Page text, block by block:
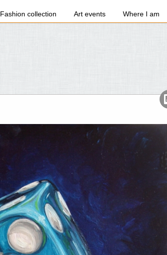
Fashion collection Art events Where I am